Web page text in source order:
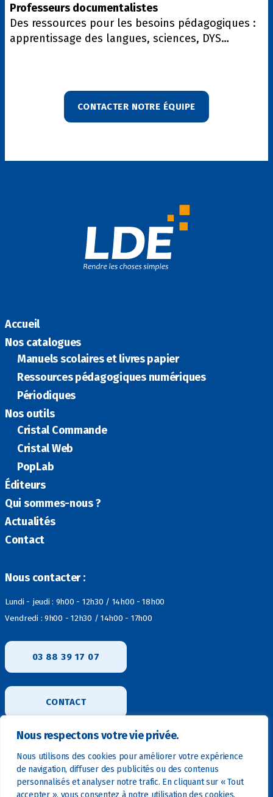
Nous respectons votre vie privée.
Nous utilisons des cookies pour améliorer votre expérience
de navigation, diffuser des publicités ou des contenus
personnalisés et analyser notre trafic. En cliquant sur « Tout
accepter », vous consentez à notre utilisation des cookies.
Professeurs documentalistes
Des ressources pour les besoins pédagogiques :
apprentissage des langues, sciences, DYS…
CONTACTER NOTRE ÉQUIPE
Accueil
Nos catalogues
Manuels scolaires et livres papier
Ressources pédagogiques numériques
Périodiques
Nos outils
Cristal Commande
Cristal Web
PopLab
Éditeurs
Qui sommes-nous ?
Actualités
Contact
Nous contacter :
Lundi - jeudi : 9h00 - 12h30 / 14h00 - 18h00
Vendredi : 9h00 - 12h30 / 14h00 - 17h00
03 88 39 17 07
CONTACT